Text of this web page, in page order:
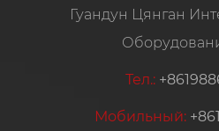
Гуандун Цянган
Тел.:
Мобильный: